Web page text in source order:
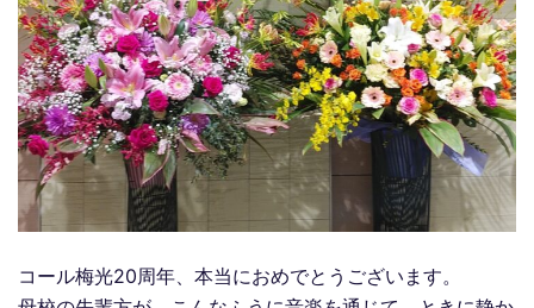
コール梅光20周年、本当におめでとうございます。